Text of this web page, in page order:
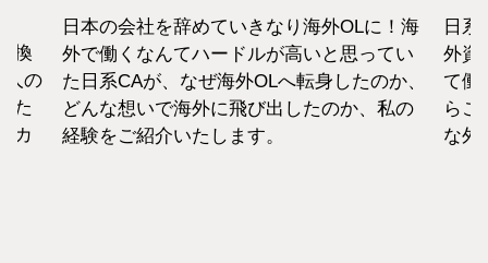
換
人の
た
カ
日本の会社を辞めていきなり海外OLに！海
外で働くなんてハードルが高いと思ってい
た日系CAが、なぜ海外OLへ転身したのか、
どんな想いで海外に飛び出したのか、私の
経験をご紹介いたします。
日
外資
て働
らこ
な外